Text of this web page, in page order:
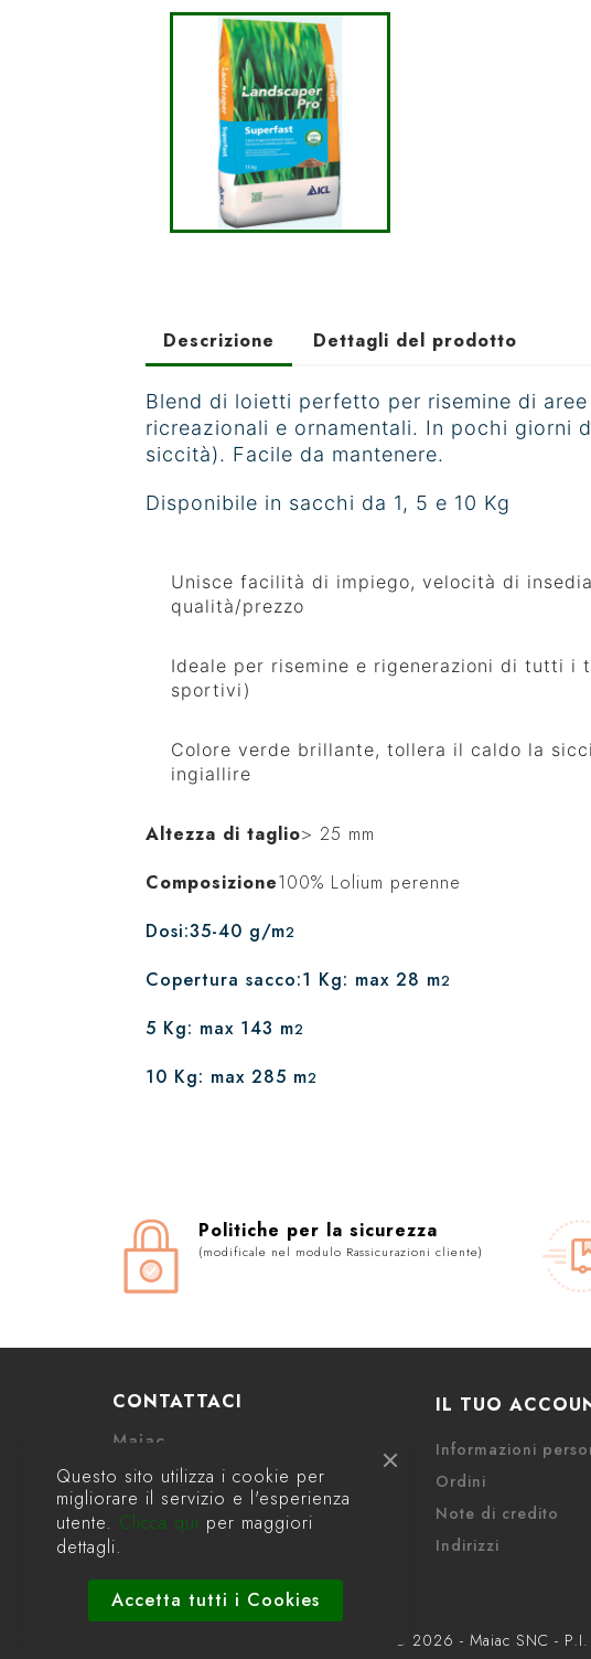
Descrizione Dettagli del prodotto
Blend di loietti perfetto per risemine di
ricreazionali e ornamentali. In pochi giorni
siccità). Facile da mantenere.
Disponibile in sacchi da 1, 5 e 10 Kg
Unisce facilità di impiego, velocità di
qualità/prezzo
Ideale per risemine e rigenerazioni di tutti
sportivi)
Colore verde brillante, tollera il caldo la
ingiallire
Altezza di taglio> 25 mm
Composizione100% Lolium perenne
Dosi:35-40 g/m2
Copertura sacco:1 Kg: max 28 m2
5 Kg: max 143 m2
10 Kg: max 285 m2
Politiche per la sicurezza
(modificale nel modulo Rassicurazioni cliente)
CONTATTACI
Maiac
Corso Guglielmo Marconi 4
10125 Torino
Torino
Italia
Telefono:0116698479
Emailinfo@maiac.it
IL TUO
Informazioni
Ordini
Note di credito
Indirizzi
© 2026 - Maiac SNC -
Questo sito utilizza i cookie per
migliorare il servizio e l'esperienza
utente. Clicca qui per maggiori
dettagli.
Accetta tutti i Cookies